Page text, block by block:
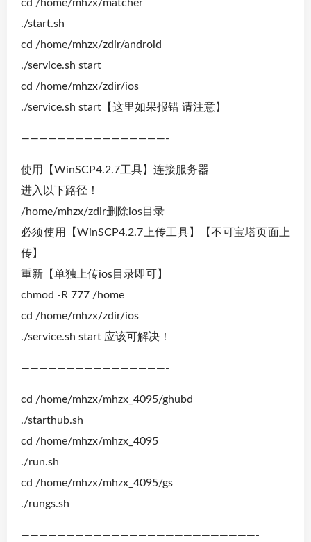
cd /home/mhzx/matcher
./start.sh
cd /home/mhzx/zdir/android
./service.sh start
cd /home/mhzx/zdir/ios
./service.sh start【这里如果报错 请注意】
————————————————-
使用【WinSCP4.2.7工具】连接服务器
进入以下路径！
/home/mhzx/zdir删除ios目录
必须使用【WinSCP4.2.7上传工具】【不可宝塔页面上
传】
重新【单独上传ios目录即可】
chmod -R 777 /home
cd /home/mhzx/zdir/ios
./service.sh start 应该可解决！
————————————————-
cd /home/mhzx/mhzx_4095/ghubd
./starthub.sh
cd /home/mhzx/mhzx_4095
./run.sh
cd /home/mhzx/mhzx_4095/gs
./rungs.sh
——————————————————————————-